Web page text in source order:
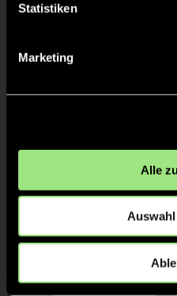
Statistiken
Marketing
Alle
Rike
Staff